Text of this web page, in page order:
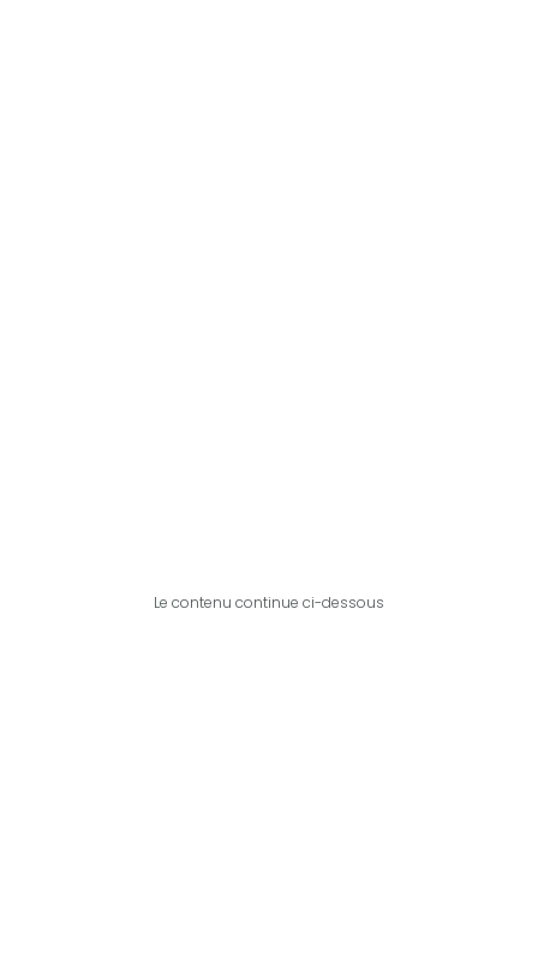
Le contenu continue ci-dessous